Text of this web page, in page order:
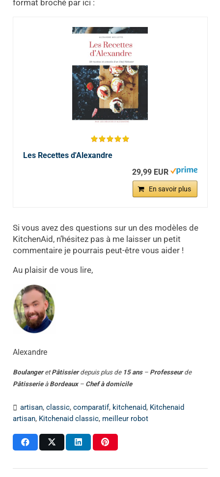
format broché par ici :
Les Recettes d'Alexandre
29,99 EUR
En savoir plus
Si vous avez des questions sur un des modèles de
KitchenAid, n’hésitez pas à me laisser un petit
commentaire je pourrais peut-être vous aider !
Au plaisir de vous lire,
Alexandre
BoulangeretPâtissierdepuis plus de 15 ans– Professeurde
Pâtisserieà Bordeaux– Chef à domicile
artisan, classic, comparatif, kitchenaid, Kitchenaid
artisan, Kitchenaid classic, meilleur robot